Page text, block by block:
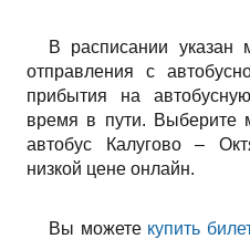
В расписании указан
отправления с
прибытия на
время в пути. Выберите
автобус Калугово –
низкой цене онлайн.
Вы можете купить